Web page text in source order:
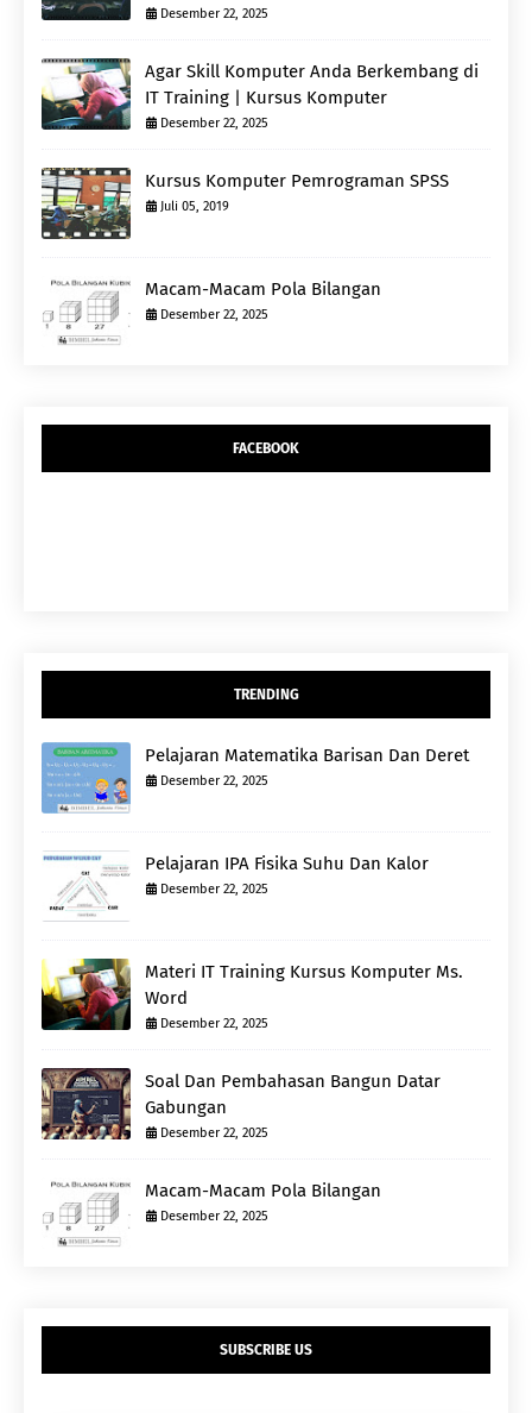
Desember 22, 2025
Agar Skill Komputer Anda Berkembang di
IT Training | Kursus Komputer
Desember 22, 2025
Kursus Komputer Pemrograman SPSS
Juli 05, 2019
Macam-Macam Pola Bilangan
Desember 22, 2025
FACEBOOK
TRENDING
Pelajaran Matematika Barisan Dan Deret
Desember 22, 2025
Pelajaran IPA Fisika Suhu Dan Kalor
Desember 22, 2025
Materi IT Training Kursus Komputer Ms.
Word
Desember 22, 2025
Soal Dan Pembahasan Bangun Datar
Gabungan
Desember 22, 2025
Macam-Macam Pola Bilangan
Desember 22, 2025
SUBSCRIBE US